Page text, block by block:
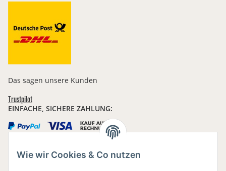
Wie wir Cookies & Co nutzen
Das sagen unsere Kunden
Trustpilot
EINFACHE, SICHERE ZAHLUNG: